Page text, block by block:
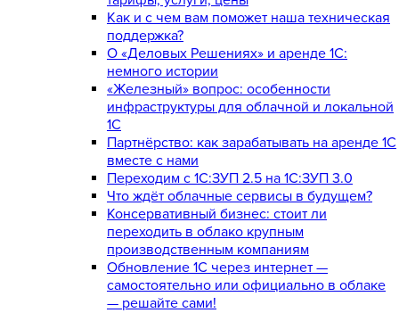
Как и с чем вам поможет наша техническая
поддержка?
О «Деловых Решениях» и аренде 1С:
немного истории
«Железный» вопрос: особенности
инфраструктуры для облачной и локальной
1С
Партнёрство: как зарабатывать на аренде 1С
вместе с нами
Переходим с 1С:ЗУП 2.5 на 1С:ЗУП 3.0
Что ждёт облачные сервисы в будущем?
Консервативный бизнес: стоит ли
переходить в облако крупным
производственным компаниям
Обновление 1С через интернет —
самостоятельно или официально в облаке
— решайте сами!